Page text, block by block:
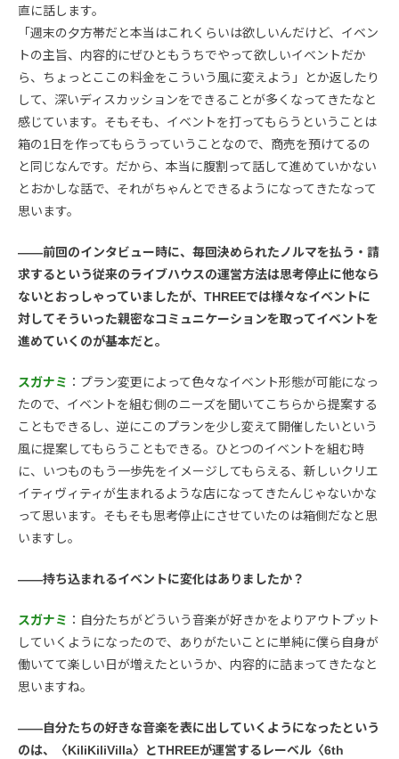
直に話します。
「週末の夕方帯だと本当はこれくらいは欲しいんだけど、イベン
トの主旨、内容的にぜひともうちでやって欲しいイベントだか
ら、ちょっとここの料金をこういう風に変えよう」とか返したり
して、深いディスカッションをできることが多くなってきたなと
感じています。そもそも、イベントを打ってもらうということは
箱の1日を作ってもらうっていうことなので、商売を預けてるの
と同じなんです。だから、本当に腹割って話して進めていかない
とおかしな話で、それがちゃんとできるようになってきたなって
思います。
――前回のインタビュー時に、毎回決められたノルマを払う・請
求するという従来のライブハウスの運営方法は思考停止に他なら
ないとおっしゃっていましたが、THREEでは様々なイベントに
対してそういった親密なコミュニケーションを取ってイベントを
進めていくのが基本だと。
スガナミ ：プラン変更によって色々なイベント形態が可能になっ
たので、イベントを組む側のニーズを聞いてこちらから提案する
こともできるし、逆にこのプランを少し変えて開催したいという
風に提案してもらうこともできる。ひとつのイベントを組む時
に、いつものもう一歩先をイメージしてもらえる、新しいクリエ
イティヴィティが生まれるような店になってきたんじゃないかな
って思います。そもそも思考停止にさせていたのは箱側だなと思
いますし。
――持ち込まれるイベントに変化はありましたか？
スガナミ ：自分たちがどういう音楽が好きかをよりアウトプット
していくようになったので、ありがたいことに単純に僕ら自身が
働いてて楽しい日が増えたというか、内容的に詰まってきたなと
思いますね。
――自分たちの好きな音楽を表に出していくようになったという
のは、〈KiliKiliVilla〉とTHREEが運営するレーベル〈6th